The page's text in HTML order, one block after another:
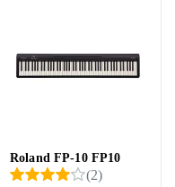
Roland FP-10 FP10
(2)